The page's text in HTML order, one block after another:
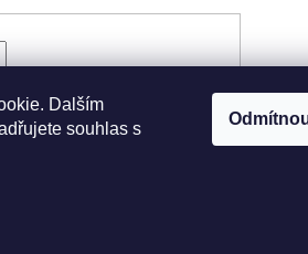
Dalším
souhlas s